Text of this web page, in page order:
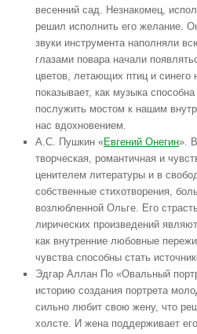
весенний сад. Незнакомец,
решил исполнить его желание.
звуки инструмента наполняли
глазами повара начали
цветов, летающих птиц и синего
показывает, как музыка
послужить мостом к нашим
нас вдохновением.
А.С. Пушкин «Евгений Онегин».
творческая, романтичная и
ценителем литературы и в
собственные стихотворения,
возлюбленной Ольге. Его
лирических произведений
как внутренние любовные
чувства способны стать
Эдгар Аллан По «Овальный
историю создания портрета
сильно любит свою жену, что
холсте. И жена поддерживает